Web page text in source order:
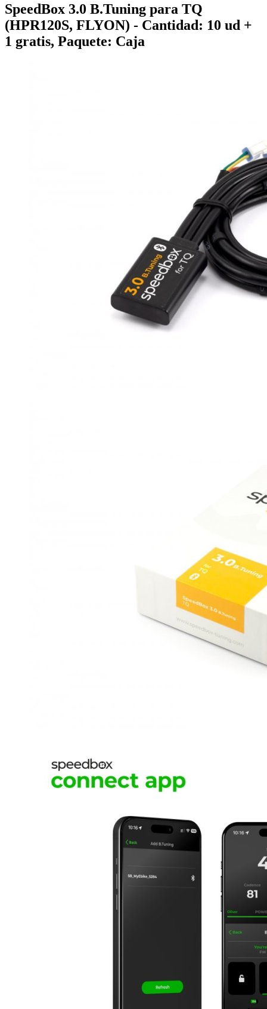
SpeedBox 3.0 B.Tuning para TQ
(HPR120S, FLYON) - Cantidad: 10 ud +
1 gratis, Paquete: Caja